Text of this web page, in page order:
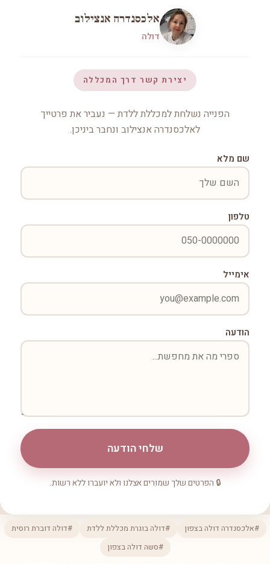
אלכסנדרה אנצילוב
דולה
יצירת קשר דרך המכללה
הפנייה נשלחת למכללת ללדת — נעביר את פרטייך
לאלכסנדרה אנצילוב ונחבר ביניכן.
שם מלא
טלפון
אימייל
הודעה
שלחי הודעה
🔒 הפרטים שלך שמורים אצלנו ולא יועברו ללא רשות.
#אלכסנדרה דולה בצפון #דולה בוגרת מכללת ללדת
#דולה דוברת רוסית
#סשה דולה בצפון